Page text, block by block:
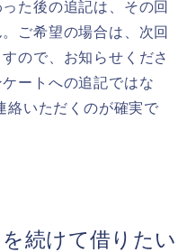
た後の追記は、その回
ご希望の場合は、次回
ので、お知らせくださ
ートへの追記ではな
絡いただくのが確実で
続けて借りたい